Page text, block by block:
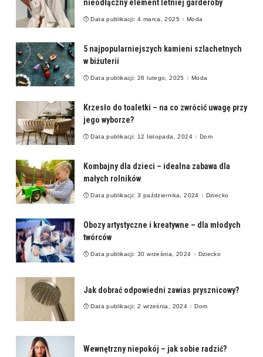
nieodłączny element letniej garderoby
Data publikacji: 4 marca, 2025 Moda
5 najpopularniejszych kamieni szlachetnych
w biżuterii
Data publikacji: 26 lutego, 2025 Moda
Krzesło do toaletki – na co zwrócić uwagę przy
jego wyborze?
Data publikacji: 12 listopada, 2024 Dom
Kombajny dla dzieci – idealna zabawa dla
małych rolników
Data publikacji: 3 października, 2024 Dziecko
Obozy artystyczne i kreatywne – dla młodych
twórców
Data publikacji: 30 września, 2024 Dziecko
Jak dobrać odpowiedni zawias prysznicowy?
Data publikacji: 2 września, 2024 Dom
Wewnętrzny niepokój – jak sobie radzić?